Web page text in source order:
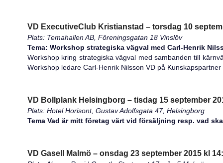
VD ExecutiveClub Kristianstad – torsdag 10
Plats: Temahallen AB, Föreningsgatan 18 Vinslöv
Tema: Workshop strategiska vägval med Carl-Henrik
Workshop kring strategiska vägval med sambanden till
Workshop ledare Carl-Henrik Nilsson VD på
VD Bollplank Helsingborg – tisdag 15 september
Plats: Hotel Horisont, Gustav Adolfsgata 47, Helsingborg
Tema Vad är mitt företag värt vid försäljning resp. vad
VD Gasell Malmö – onsdag 23 september 2015 kl